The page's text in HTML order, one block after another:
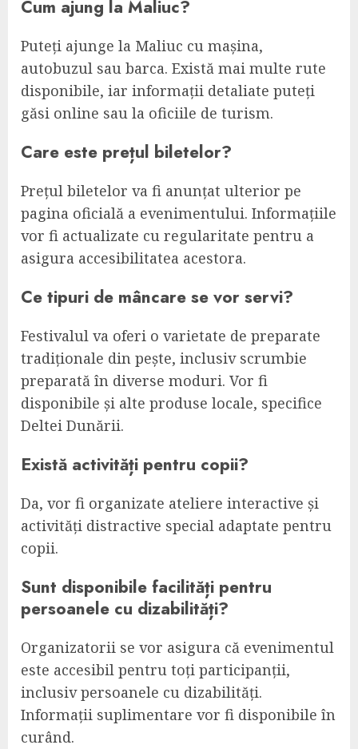
Cum ajung la Maliuc?
Puteți ajunge la Maliuc cu mașina,
autobuzul sau barca. Există mai multe rute
disponibile, iar informații detaliate puteți
găsi online sau la oficiile de turism.
Care este prețul biletelor?
Prețul biletelor va fi anunțat ulterior pe
pagina oficială a evenimentului. Informațiile
vor fi actualizate cu regularitate pentru a
asigura accesibilitatea acestora.
Ce tipuri de mâncare se vor servi?
Festivalul va oferi o varietate de preparate
tradiționale din pește, inclusiv scrumbie
preparată în diverse moduri. Vor fi
disponibile și alte produse locale, specifice
Deltei Dunării.
Există activități pentru copii?
Da, vor fi organizate ateliere interactive și
activități distractive special adaptate pentru
copii.
Sunt disponibile facilități pentru
persoanele cu dizabilități?
Organizatorii se vor asigura că evenimentul
este accesibil pentru toți participanții,
inclusiv persoanele cu dizabilități.
Informații suplimentare vor fi disponibile în
curând.